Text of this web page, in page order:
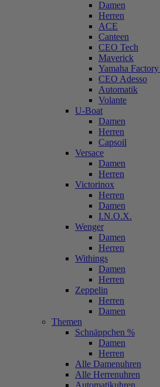
Damen
Herren
ACE
Canteen
CEO Tech
Maverick
Yamaha
CEO Adesso
Automatik
Volante
U-Boat
Damen
Herren
Capsoil
Versace
Damen
Herren
Victorinox
Herren
Damen
I.N.O.X.
Wenger
Damen
Herren
Withings
Damen
Herren
Zeppelin
Herren
Damen
Themen
Schnäppchen %
Damen
Herren
Alle Damenuhren
Alle Herrenuhren
Automatikuhren